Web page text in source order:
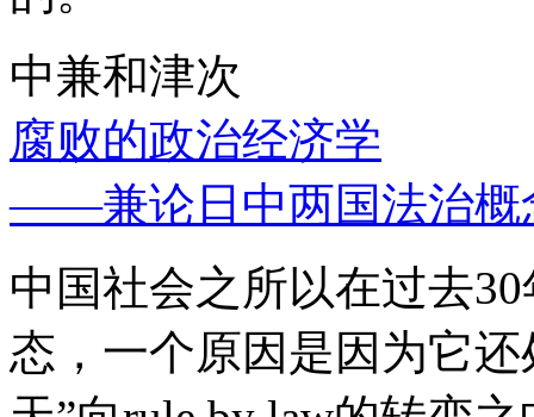
中兼和津次
腐败的政治经济学
——兼论日中两国法治概
中国社会之所以在过去
态，一个原因是因为它